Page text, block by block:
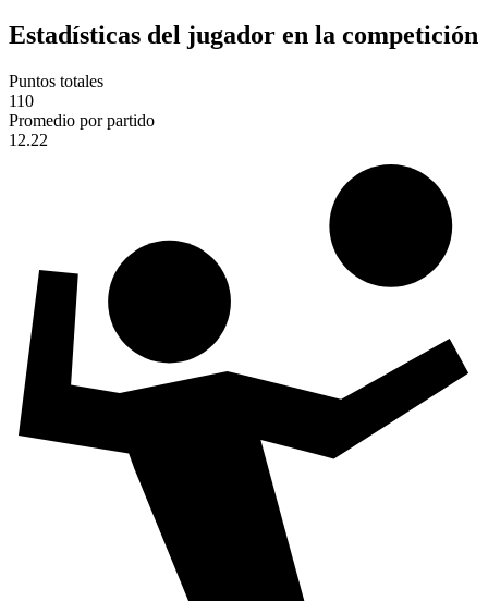
Estadísticas del jugador en la competición
Puntos totales
110
Promedio por partido
12.22